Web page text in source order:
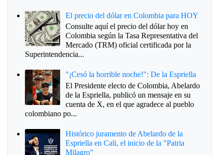
El precio del dólar en Colombia para HOY
Consulte aquí el precio del dólar hoy en
Colombia según la Tasa Representativa del
Mercado (TRM) oficial certificada por la
Superintendencia...
"¡Cesó la horrible noche!": De la Espriella
El Presidente electo de Colombia, Abelardo
de la Espriella, publicó un mensaje en su
cuenta de X, en el que agradece al pueblo
colombiano po...
Histórico juramento de Abelardo de la
Espriella en Cali, el inicio de la "Patria
Milagro"